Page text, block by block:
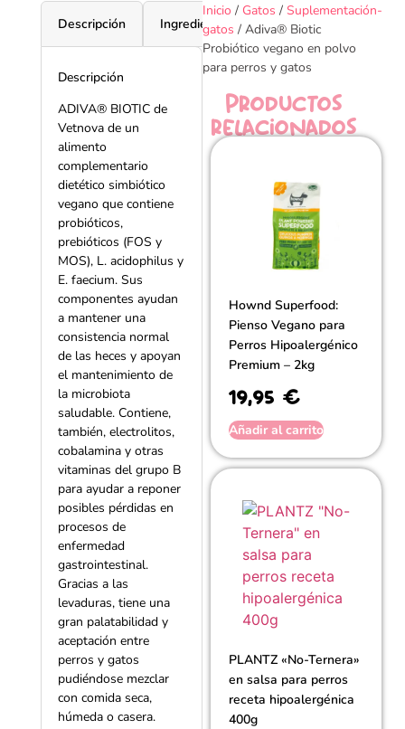
Descripción Ingredientes Dosificación
Descripción
ADIVA® BIOTIC de
Vetnova de un
alimento
complementario
dietético simbiótico
vegano que contiene
probióticos,
prebióticos (FOS y
MOS), L. acidophilus y
E. faecium. Sus
componentes ayudan
a mantener una
consistencia normal
de las heces y apoyan
el mantenimiento de
la microbiota
saludable. Contiene,
también, electrolitos,
cobalamina y otras
vitaminas del grupo B
para ayudar a reponer
posibles pérdidas en
procesos de
enfermedad
gastrointestinal.
Gracias a las
levaduras, tiene una
gran palatabilidad y
aceptación entre
perros y gatos
pudiéndose mezclar
con comida seca,
húmeda o casera.
Inicio / Gatos / Suplementación-
gatos / Adiva® Biotic
Probiótico vegano en polvo
para perros y gatos
Productos
relacionados
Hownd Superfood:
Pienso Vegano para
Perros Hipoalergénico
Premium – 2kg
19,95 €
Añadir al carrito
PLANTZ «No-Ternera»
en salsa para perros
receta hipoalergénica
400g